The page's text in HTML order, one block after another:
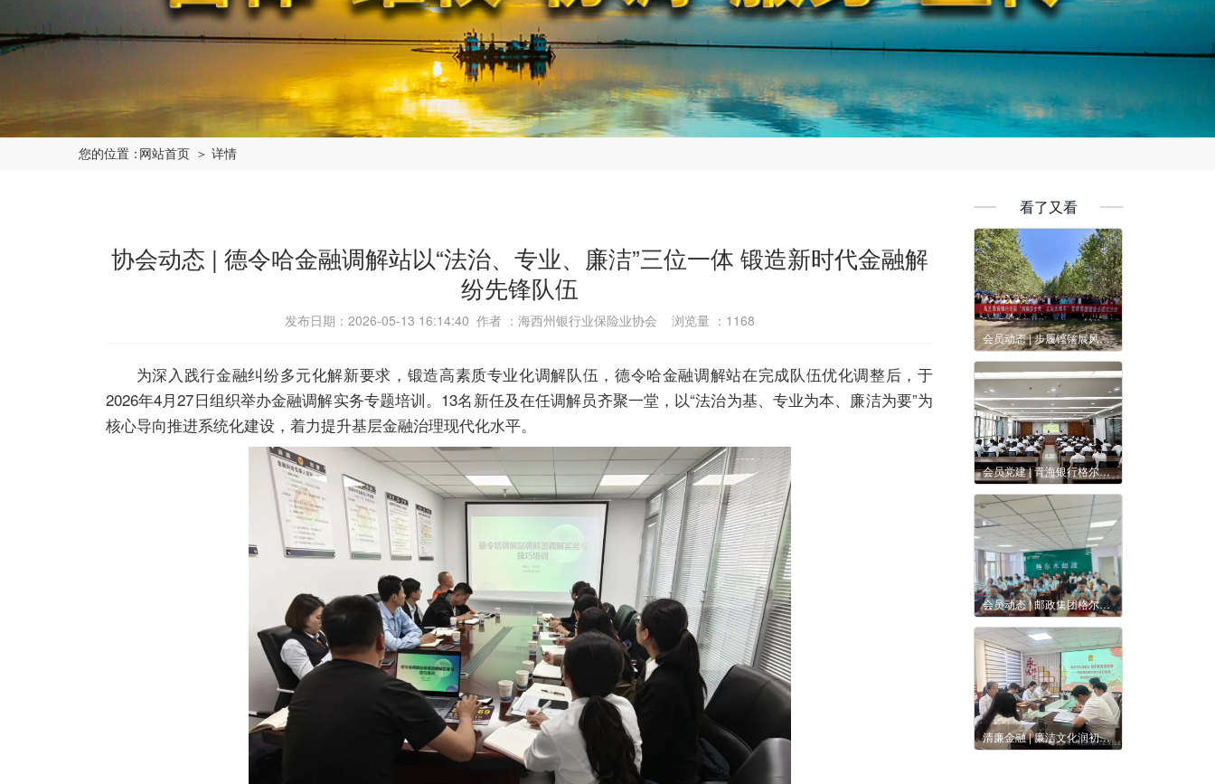
您的位置：网站首页 ＞ 详情
协会动态 | 德令哈金融调解站以“法治、专业、廉洁”三位一体 锻造新时代金融解
纷先锋队伍
发布日期：2026-05-13 16:14:40 作者 ：海西州银行业保险业协会 浏览量 ： 1168
为深入践行金融纠纷多元化解新要求，锻造高素质专业化调解队伍，德令哈金融调解站在完成队伍优化调整后，于
2026年4月27日组织举办金融调解实务专题培训。13名新任及在任调解员齐聚一堂，以“法治为基、专业为本、廉洁为要”为
核心导向推进系统化建设，着力提升基层金融治理现代化水平。
看了又看
会员动态 | 步履铿锵展风采 凝心奋进启新程——乌兰农商银行开展职工徒步团建活动
会员党建 | 青海银行格尔木分行召开2026年上半年全面从严治党暨党风廉政建设工作会议
会员动态 | 邮政集团格尔木市分公司开展反诈、禁毒及扫黑除恶专题宣讲活动
清廉金融 | 廉洁文化润初心 警示教育强震慑——邮储银行格尔木市支行召开党风廉政警示教育大会